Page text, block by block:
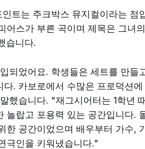
트는 주크박스 뮤지컬이라는 점
어스가 부른 곡이며 제목은 그녀
습니다.
되었어요. 학생들은 세트를 만들
다. 카보로에서 수많은 프로덕션
했습니다. "재그시어터는 1학년
놀랍고 포용력 있는 공간입니다.
한 공간이었으며 배우부터 가수,
극인을 키워냈습니다."